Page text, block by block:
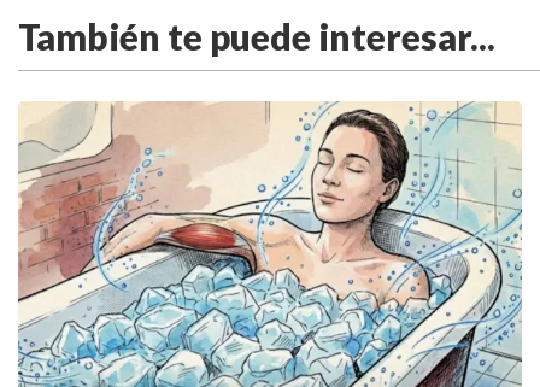
También te puede interesar...